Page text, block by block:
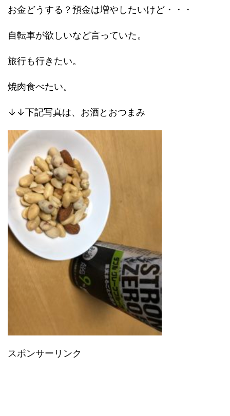
お金どうする？預金は増やしたいけど・・・
自転車が欲しいなど言っていた。
旅行も行きたい。
焼肉食べたい。
↓↓下記写真は、お酒とおつまみ
スポンサーリンク